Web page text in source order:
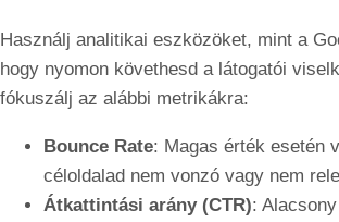
Használj analitikai eszközöket, mint a
hogy nyomon követhesd a látogatói
fókuszálj az alábbi metrikákra:
Bounce Rate: Magas érték esetén
céloldalad nem vonzó vagy nem
Átkattintási arány (CTR):